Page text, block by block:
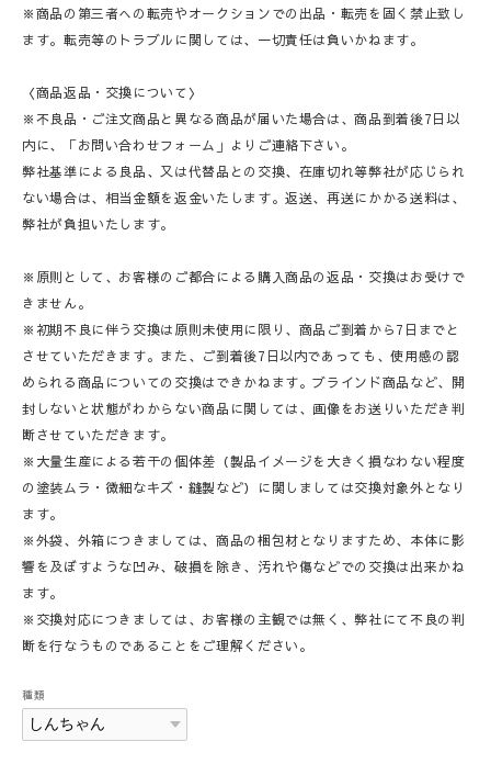
※商品の第三者への転売やオークションでの出品・転売を固く禁止致し
ます。転売等のトラブルに関しては、一切責任は負いかねます。
〈商品返品・交換について〉
※不良品・ご注文商品と異なる商品が届いた場合は、商品到着後7日以
内に、「お問い合わせフォーム」よりご連絡下さい。
弊社基準による良品、又は代替品との交換、在庫切れ等弊社が応じられ
ない場合は、相当金額を返金いたします。返送、再送にかかる送料は、
弊社が負担いたします。
※原則として、お客様のご都合による購入商品の返品・交換はお受けで
きません。
※初期不良に伴う交換は原則未使用に限り、商品ご到着から7日までと
させていただきます。また、ご到着後7日以内であっても、使用感の認
められる商品についての交換はできかねます。ブラインド商品など、開
封しないと状態がわからない商品に関しては、画像をお送りいただき判
断させていただきます。
※大量生産による若干の個体差（製品イメージを大きく損なわない程度
の塗装ムラ・微細なキズ・縫製など）に関しましては交換対象外となり
ます。
※外袋、外箱につきましては、商品の梱包材となりますため、本体に影
響を及ぼすような凹み、破損を除き、汚れや傷などでの交換は出来かね
ます。
※交換対応につきましては、お客様の主観では無く、弊社にて不良の判
断を行なうものであることをご理解ください。
種類